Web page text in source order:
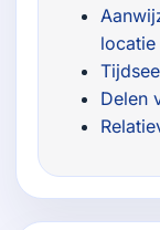
locatie
Delen